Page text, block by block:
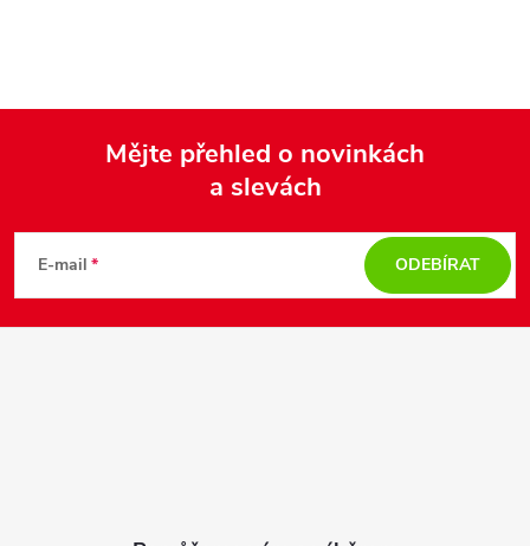
p
y
p
Mějte přehled o novinkách
a slevách
E-mail ODEBÍRAT